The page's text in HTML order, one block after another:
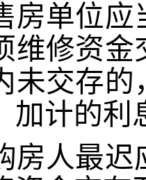
房单位
维修资
未交存
加计的利
房人最